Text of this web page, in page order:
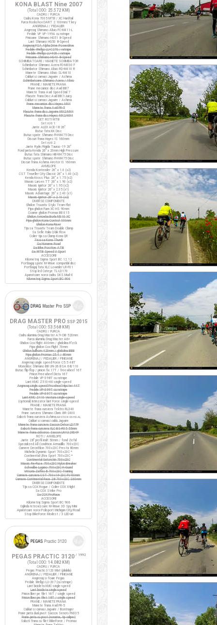
KONA BLAST Nine 2007
(Total ODO: 25.572 KM )
CADRU / FURCA
Cadru Kona 7005 MTB / XC Hardtail
Furca Rockshox DART 2 100mm/T.key
ANGRENAJ / PEDALIER
Angrenaj Shimano Alivio FC-M411-L
Pedale VP VP-199A cu ratrape
Pinioane Shimano HG51 8-Speed
Lant Shimano HG50 8-Speed
Angrenaj FSA Alpha Drive Powerdrive
Pedale Wellgo LU-C27G / ratrape
Pedale Wellgo LU-926 / ratrape
Pinioane Shimano HG40 8-Speed
SCHIMBATOARE / MANETE SCHIMBATOR
Schimbator Shimano Acera FD-M330 F
Schimbator Shimano Alivio RD-M410 R
Manete Shimano Alivio SL-M410
Cabluri si camasi Jagwire / Ashima
Schimbatoare Shimano Acera / Alivio
FRANE / MANETE FRANA
Frane mecanice disc Avid BB7
Manete frana Avid Speed Dial 7
Placute frana Disc Avid BB7/Juicy
Cabluri si camasi Jagwire / Ashima
Frane mecanice disc Hayes MX4
Manete frana Avid FR-5
Placute frana disc Jagwire MX2/MX4
Placute frana disc Hayes MX2/MX4
SET ROTI MTB
Set roti 1:
Jante ALEX ACE-18 26"
Butuc fata KK Disc
Butuc spate Shimano FH-M475 Disc
Discuri frana Hayes IS 160mm
Set roti 2:
Jante Ryde/Rigida Taurus-19 26"
Fond janta Kenda 26" x 20mm High Pressure
Butuc fata Shimano HB-M475 Disc
Butuc spate Shimano FH-M475 Disc
Discuri frana Ashima Airotor IS 160mm
ANVELOPE
Kenda Kontender 26" x 1.0 (x2)
CST Traveller City Classic 26" x 1.40 (x2)
Kenda Kross Plus 26" x 1.75 (x2)
Maxxis Larsen TT 26" x 1.90 (x2)
Maxxis Ignitor 26" x 1.95 (x2)
Maxxis Ignitor 26" x 2.35 (x1)
Maxxis Advantage 26" x 2.40 (x1)
Maxxis Ignitor 26" x 2.10 (x2)
DIVERSE COMPONENTE
Ghidon Truvativ Stylo Team Flat
Pipa ghidon Funn XC HS 90mm
Coarne ghidon Promax BE-315
Ghidon Amoeba Borla M310 XC
Pipa ghidon Kona Control 100mm
Ghidon Kona Riser
Tija sa Truvativ Team Double Clamp
Sa Selle Italia Q-bik Flow
Colier tija sa Clamp Kona QR
Tisa sa Kona Thumb
Sa Noname Road
Sa Bike Positive ATB
Sa WTB Speed V Sport
ACCESORII
Kilometraj Sigma Sport BC 12.12
Portbagaj spate M-Wave compatibil disc
Portbagaj fata XLC Lowrider LR-F01
Stop led Cateye TL-LD170
Aparatoare noroi cadru SKS Mud-X
Kilometraj Sigma Sport BC 906
DRAG MASTER PRO SSP 2015
(Total ODO: 53.568 KM )
CADRU / FURCA
Cadru aluminiu Drag Master A7+ DB 520mm
Furca aluminiu Drag Master A6+
Ghidon Cox Flight 400mm / ghidolina Fi'zi:k
Pipa ghidon Cox Flight 70mm
Ghidon bullhorn 420mm / ghidolina BBB
Pipa ghidon Promax 25.4 / 80mm
ANGRENAJ / PEDALIER / PINIOANE
Angrenaj single speed Force C5.5 48T
Monobloc Shimano BB UN-26 BSA 68/110
Butuc flip-flop / pinion fix 17T / freewheel 16T
Pinion Freewheel Dicta 16T
Pedale VP-398T cu ratrape
Lant KMC Z510-HX single-speed
Angrenaj single speed Prowheel Hipster 44T
Pedale VP-399T cu ratrape
Pedale VP-397T cu ratrape
Lant KMC Z410 Ventura single-speed
(optional) Intinzator lant Force single-speed
FRANE / MANETE FRANA
Manete frana cursiera Tektro RL340
Frane cursiera Shimano Claris BR-2400
Saboti frana cursiera AshimaARS72CR-M-HU-AL
Cabluri si camasi cablu Jagwire
Manete frana cursiera Saccon Dekor LD77P
Saboti frana cursiera XLC BS-R05 55mm
Manete frana ciclocros Saccon LRA329D4P
ROTI / ANVELOPE
Jante 28" profil inalt 50mm / fond Zefal
Specialized All Condition Armadillo 700x23C
Camere Decathlon 700x23C Presta 80mm
Michelin Dynamic Sport 700x23C *
Continental Ultra Sport 700x23C *
Continental Gatorskin 700x23C
Maxxis Re-Fuse 700x23C Nylon Breaker
Schwalbe Lugano 700x23C K-Guard
Vittoria Zaffiro III 700x23C Training
Camere cursiera CST 700x19-23C FV 60mm
Camere Continental Race 28 700x23C S60mm
DIVERSE COMPONENTE
Tija sa COX Rogue / Colier COX X-light
Sa COX Strike Pro
Sa COX ProRace
ACCESORII
Kilometraj Sigma Sport BC 906
Oglinda retrovizoare M-Wave 3D Spy Mini
Aparatoare noroi Polisport Michigan City/Road
Stop BikeForce Modest / 3 LED-uri
PEGAS PRACTIC 3120/ 1992
(Total ODO: 14.082 KM )
CADRU / FURCA
Pegas Practic 3120 Mixt (pliabila)
ANGRENAJ / PEDALIER / PINIOANE
Angrenaj si foaie Pegas
Pedale Wellgo LU-207 (cu ratrape)
Lant bicicleta KMC single-speed
Lant bicicleta single-speed
Pinion liber pe filet 16T / single speed
Pinion liber pe filet 18T / single speed
FRANE / MANETE FRANA
Manete frana Avid FR-5
Cabluri si camasi Jagwire / Bontrager
Frane janta dual pivot Saccon Sencro FN335
Frane janta cu pivot (noname, tip caliper)
Saboti frana cu filet BikeForce / Promax